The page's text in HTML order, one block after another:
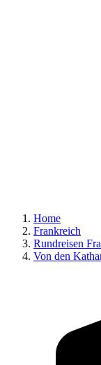
Home
Frankreich
Rundreisen
Von den